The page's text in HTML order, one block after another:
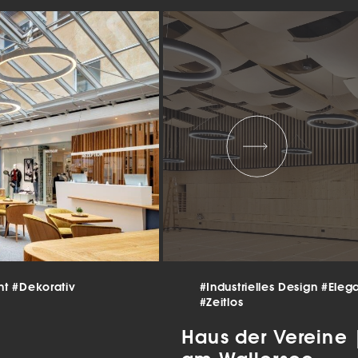
#Dekorativ
#Industrielles Design
#Zeitlos
Haus der
.
Zurück
Statistiken